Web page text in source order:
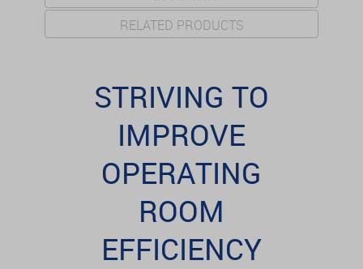
RELATED PRODUCTS
STRIVING TO
IMPROVE
OPERATING
ROOM
EFFICIENCY